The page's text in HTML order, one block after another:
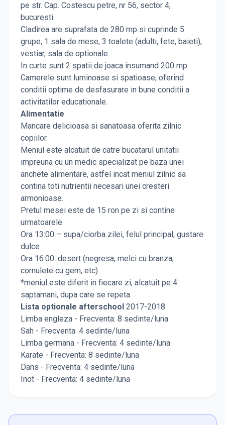
pe str. Cap. Costescu petre, nr 56, sector 4,
bucuresti.
Cladirea are suprafata de 280 mp si cuprinde 5
grupe, 1 sala de mese, 3 toalete (adulti, fete, baieti),
vestiar, sala de optionale.
In curte sunt 2 spatii de joaca insumand 200 mp.
Camerele sunt luminoase si spatioase, oferind
conditii optime de desfasurare in bune conditii a
activitatilor educationale.
Alimentatie
Mancare delicioasa si sanatoasa oferita zilnic
copiilor.
Meniul este alcatuit de catre bucatarul unitatii
impreuna cu un medic specializat pe baza unei
anchete alimentare, astfel incat meniul zilnic sa
contina toti nutrientii necesari unei cresteri
armonioase.
Pretul mesei este de 15 ron pe zi si contine
urmatoarele:
Ora 13:00 – supa/ciorba zilei, felul principal, gustare
dulce
Ora 16:00: desert (negresa, melci cu branza,
cornulete cu gem, etc)
*meniul este diferit in fiecare zi, alcatuit pe 4
saptamani, dupa care se repeta.
Lista optionale afterschool 2017-2018​
Limba engleza - ​Frecventa: 8 sedinte/luna
Sah - Frecventa: 4 sedinte/luna
Limba germana - Frecventa: 4 sedinte/luna
​Karate - Frecventa: 8 sedinte/luna
​Dans - Frecventa: 4 sedinte/luna
​Inot - Frecventa: 4 sedinte/luna